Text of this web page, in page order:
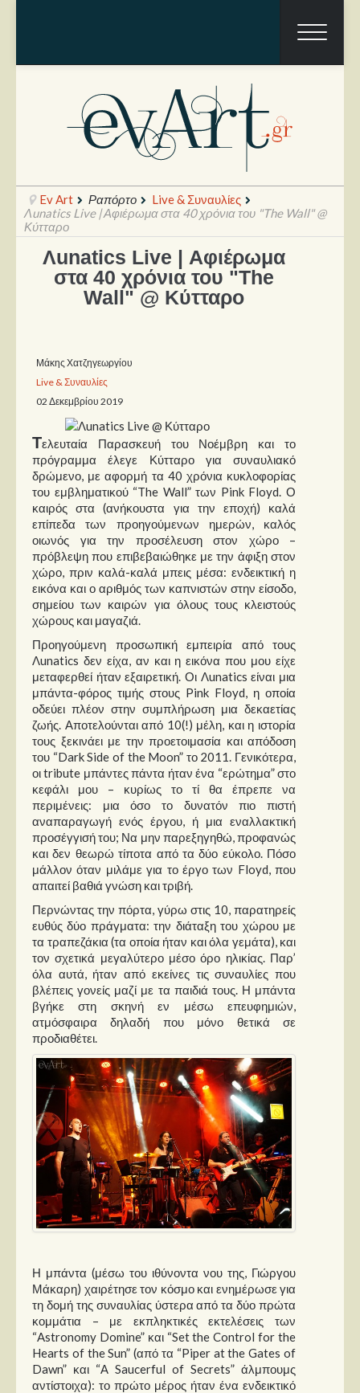
Ραπόρτο
Live & Συναυλίες
Παρουσιάσεις
Δίσκοι
Σειρές
Ταινίες
Βιβλία
Video News
Καλλιτέχνες
Μουσικοί
Διάφοροι
Εκτός Συνόρων
Νέα
Στήλες
Polls
Small Talk
Blog
Ev Art Ραπόρτο
Live & Συναυλίες
Λunatics Live | Αφιέρωμα στα 40 χρόνια του "The Wall" @
Κύτταρο
Λunatics Live | Αφιέρωμα
στα 40 χρόνια του "The
Wall" @ Κύτταρο
Μάκης Χατζηγεωργίου
Live & Συναυλίες
02 Δεκεμβρίου 2019
Τελευταία Παρασκευή του Νοέμβρη και το
πρόγραμμα έλεγε Κύτταρο για συναυλιακό
δρώμενο, με αφορμή τα 40 χρόνια κυκλοφορίας
του εμβληματικού “The Wall” των Pink Floyd. Ο
καιρός στα (ανήκουστα για την εποχή) καλά
επίπεδα των προηγούμενων ημερών, καλός
οιωνός για την προσέλευση στον χώρο –
πρόβλεψη που επιβεβαιώθηκε με την άφιξη στον
χώρο, πριν καλά-καλά μπεις μέσα: ενδεικτική η
εικόνα και ο αριθμός των καπνιστών στην είσοδο,
σημείου των καιρών για όλους τους κλειστούς
χώρους και μαγαζιά.
Προηγούμενη προσωπική εμπειρία από τους
Λunatics δεν είχα, αν και η εικόνα που μου είχε
μεταφερθεί ήταν εξαιρετική. Οι Λunatics είναι μια
μπάντα-φόρος τιμής στους Pink Floyd, η οποία
οδεύει πλέον στην συμπλήρωση μια δεκαετίας
ζωής. Αποτελούνται από 10(!) μέλη, και η ιστορία
τους ξεκινάει με την προετοιμασία και απόδοση
του “Dark Side of the Moon” το 2011. Γενικότερα,
οι tribute μπάντες πάντα ήταν ένα “ερώτημα” στο
κεφάλι μου – κυρίως το τί θα έπρεπε να
περιμένεις: μια όσο το δυνατόν πιο πιστή
αναπαραγωγή ενός έργου, ή μια εναλλακτική
προσέγγισή του; Να μην παρεξηγηθώ, προφανώς
και δεν θεωρώ τίποτα από τα δύο εύκολο. Πόσο
μάλλον όταν μιλάμε για το έργο των Floyd, που
απαιτεί βαθιά γνώση και τριβή.
Περνώντας την πόρτα, γύρω στις 10, παρατηρείς
ευθύς δύο πράγματα: την διάταξη του χώρου με
τα τραπεζάκια (τα οποία ήταν και όλα γεμάτα), και
τον σχετικά μεγαλύτερο μέσο όρο ηλικίας. Παρ’
όλα αυτά, ήταν από εκείνες τις συναυλίες που
βλέπεις γονείς μαζί με τα παιδιά τους. Η μπάντα
βγήκε στη σκηνή εν μέσω επευφημιών,
ατμόσφαιρα δηλαδή που μόνο θετικά σε
προδιαθέτει.
Η μπάντα (μέσω του ιθύνοντα νου της, Γιώργου
Μάκαρη) χαιρέτησε τον κόσμο και ενημέρωσε για
τη δομή της συναυλίας ύστερα από τα δύο πρώτα
κομμάτια – με εκπληκτικές εκτελέσεις των
“Astronomy Domine” και “Set the Control for the
Hearts of the Sun” (από τα “Piper at the Gates of
Dawn” και “Α Saucerful of Secrets” άλμπουμς
αντίστοιχα): το πρώτο μέρος ήταν ένα ενδεικτικό